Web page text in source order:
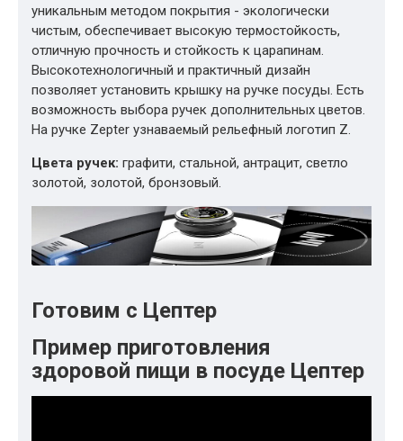
уникальным методом покрытия - экологически
чистым, обеспечивает высокую термостойкость,
отличную прочность и стойкость к царапинам.
Высокотехнологичный и практичный дизайн
позволяет установить крышку на ручке посуды. Есть
возможность выбора ручек дополнительных цветов.
На ручке Zepter узнаваемый рельефный логотип Z.
Цвета ручек: графити, стальной, антрацит, светло
золотой, золотой, бронзовый.
Готовим с Цептер
Пример приготовления
здоровой пищи в посуде Цептер